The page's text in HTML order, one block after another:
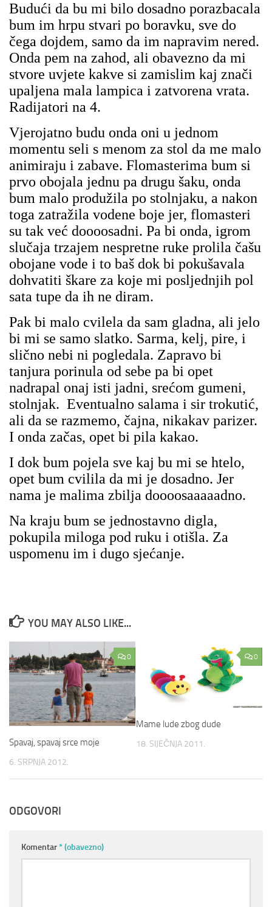
Budući da bu mi bilo dosadno porazbacala
bum im hrpu stvari po boravku, sve do
čega dojdem, samo da im napravim nered.
Onda pem na zahod, ali obavezno da mi
stvore uvjete kakve si zamislim kaj znači
upaljena mala lampica i zatvorena vrata.
Radijatori na 4.
Vjerojatno budu onda oni u jednom
momentu seli s menom za stol da me malo
animiraju i zabave. Flomasterima bum si
prvo obojala jednu pa drugu šaku, onda
bum malo produžila po stolnjaku, a nakon
toga zatražila vodene boje jer, flomasteri
su tak već doooosadni. Pa bi onda, igrom
slučaja trzajem nespretne ruke prolila čašu
obojane vode i to baš dok bi pokušavala
dohvatiti škare za koje mi posljednjih pol
sata tupe da ih ne diram.
Pak bi malo cvilela da sam gladna, ali jelo
bi mi se samo slatko. Sarma, kelj, pire, i
slično nebi ni pogledala. Zapravo bi
tanjura porinula od sebe pa bi opet
nadrapal onaj isti jadni, srećom gumeni,
stolnjak. Eventualno salama i sir trokutić,
ali da se razmemo, čajna, nikakav parizer.
I onda začas, opet bi pila kakao.
I dok bum pojela sve kaj bu mi se htelo,
opet bum cvilila da mi je dosadno. Jer
nama je malima zbilja doooosaaaaadno.
Na kraju bum se jednostavno digla,
pokupila miloga pod ruku i otišla. Za
uspomenu im i dugo sjećanje.
YOU MAY ALSO LIKE...
0
Spavaj, spavaj srce moje
6. SRPNJA 2012.
0
Mame lude zbog dude
18. SIJEČNJA 2011.
ODGOVORI
Komentar* (obavezno)